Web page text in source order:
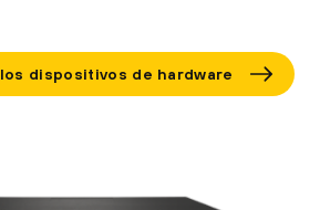
dispositivos de hardware